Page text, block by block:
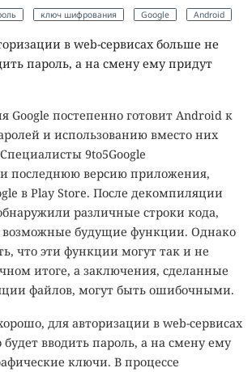
ключ шифрования Google Android
в web-сервисах больше не
пароль, а на смену ему придут
Google постепенно готовит Android к
и использованию вместо них
9to5Google
последнюю версию приложения,
в Play Store. После декомпиляции
различные строки кода,
будущие функции. Однако
что эти функции могут так и не
итоге, а заключения, сделанные
файлов, могут быть ошибочными.
для авторизации в web-сервисах
вводить пароль, а на смену ему
ключи. В процессе